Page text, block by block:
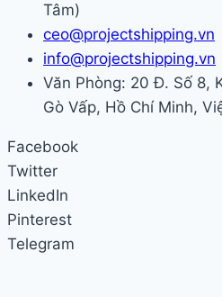
Tâm)
ceo@projectshipping.vn
info@projectshipping.vn
Văn Phòng: 20 Đ. Số 8,
Gò Vấp, Hồ Chí Minh,
Facebook
Twitter
LinkedIn
Pinterest
Telegram